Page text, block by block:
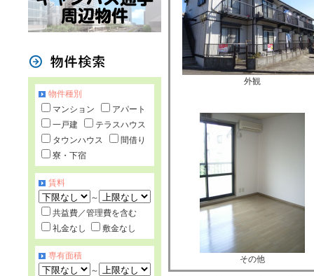
外観
その他
物件種別
マンション
アパート
一戸建
テラスハウス
タウンハウス
間借り
寮・下宿
賃料
～
共益費／管理費を含む
礼金なし
敷金なし
専有面積
～